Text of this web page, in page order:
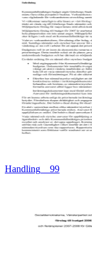
Handling__99